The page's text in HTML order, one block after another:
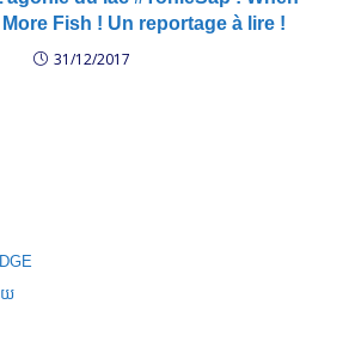
Fish ! Un reportage à lire !
31/12/2017
យ